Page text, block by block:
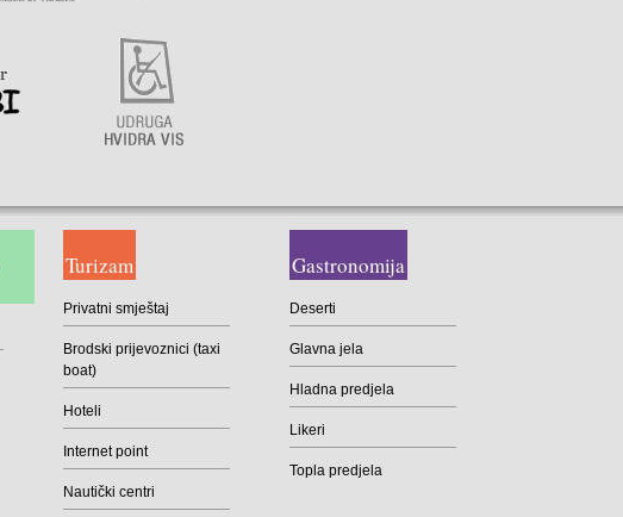
Turizam
Privatni smještaj
Brodski prijevoznici (taxi
boat)
Hoteli
Internet point
Nautički centri
Gastronomija
Deserti
Glavna jela
Hladna predjela
Likeri
Topla predjela